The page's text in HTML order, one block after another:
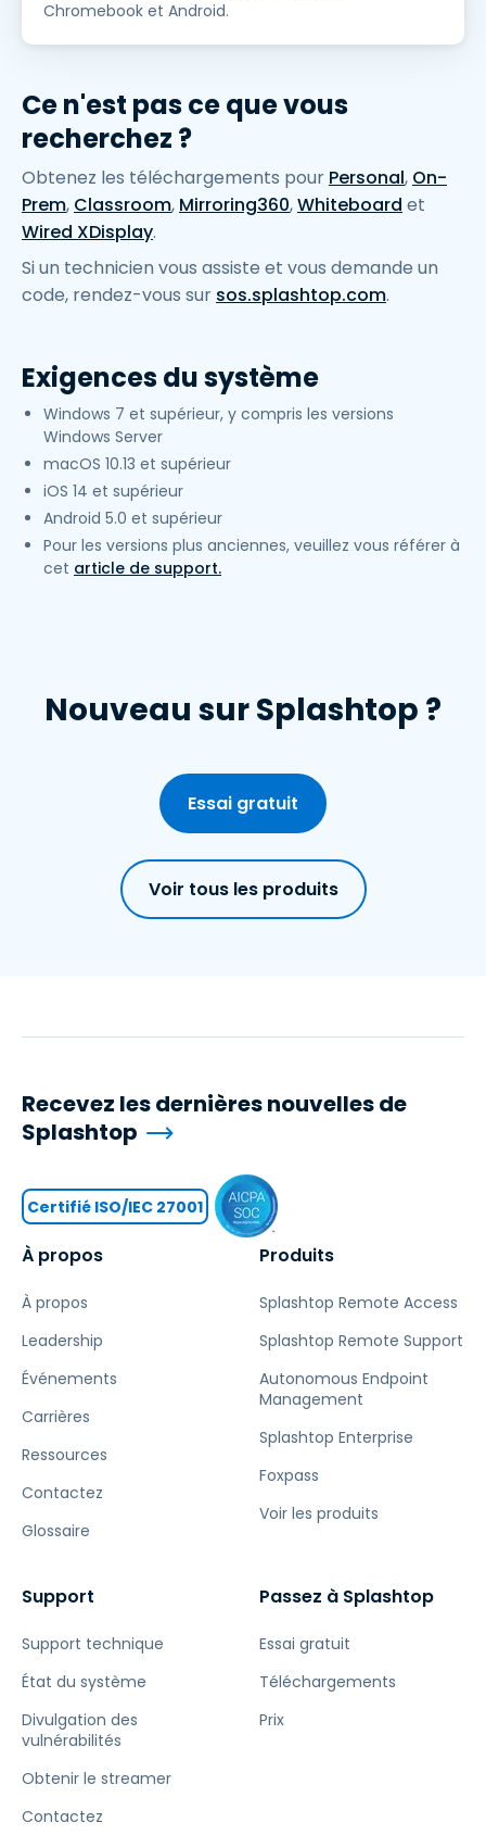
Chromebook et Android.
Ce n'est pas ce que vous
recherchez ?
Obtenez les téléchargements pour Personal, On-
Prem, Classroom, Mirroring360,Whiteboard et
Wired XDisplay.
Si un technicien vous assiste et vous demande un
code, rendez-vous sur sos.splashtop.com.
Exigences du système
Windows 7 et supérieur, y compris les versions
Windows Server
macOS 10.13 et supérieur
iOS 14 et supérieur
Android 5.0 et supérieur
Pour les versions plus anciennes, veuillez vous référer à
cet article de support.
Nouveau sur Splashtop ?
Essai gratuit
Voir tous les produits
À propos
À propos
Leadership
Événements
Carrières
Ressources
Contactez
Glossaire
Produits
Splashtop Remote Access
Splashtop Remote Support
Autonomous Endpoint
Management
Splashtop Enterprise
Foxpass
Voir les produits
Support
Support technique
État du système
Divulgation des
vulnérabilités
Obtenir le streamer
Contactez
Passez à Splashtop
Essai gratuit
Téléchargements
Prix
Recevez les dernières nouvelles de
Splashtop
Certifié ISO/IEC 27001